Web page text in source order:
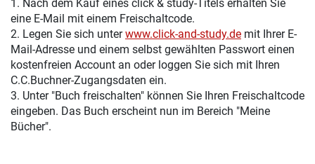
1. Nach dem Kauf eines click & study-Titels erhalten Sie
eine E-Mail mit einem Freischaltcode.
2. Legen Sie sich unterwww.click-and-study.de mit Ihrer E-
Mail-Adresse und einem selbst gewählten Passwort einen
kostenfreien Account an oder loggen Sie sich mit Ihren
C.C.Buchner-Zugangsdaten ein.
3. Unter "Buch freischalten" können Sie Ihren Freischaltcode
eingeben. Das Buch erscheint nun im Bereich "Meine
Bücher".